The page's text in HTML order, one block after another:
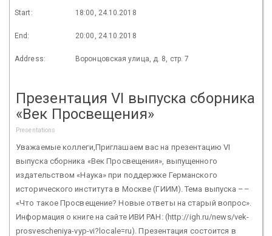
Start: 18:00, 24.10.2018
End: 20:00, 24.10.2018
Address: Воронцовская улица, д. 8, стр. 7
Презентация VI выпуска сборника
«Век Просвещения»
Presentations
Уважаемые коллеги,Приглашаем вас на презентацию VI
выпуска сборника «Век Просвещения», выпущенного
издательством «Наука» при поддержке Германского
исторического института в Москве (ГИИМ). Тема выпуска ––
«Что такое Просвещение? Новые ответы на старый вопрос».
Информация о книге на сайте ИВИ РАН: (http://igh.ru/news/vek-
prosvescheniya-vyp-vi?locale=ru). Презентация состоится в